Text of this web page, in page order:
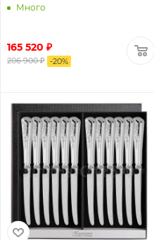
Много
165 520 ₽
206 900 ₽ -20%